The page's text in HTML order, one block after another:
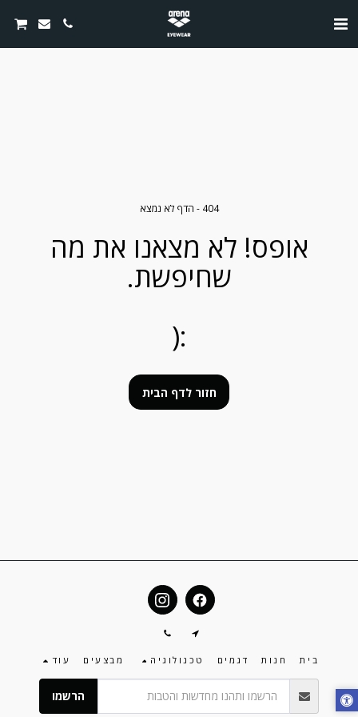
404 - הדף לא נמצא
אופס! לא מצאנו את מה
שחיפשת.
:(
חזור לדף הבית
בית חנות דגמים טכנולוגיה מבצעים עוד
הרשמו